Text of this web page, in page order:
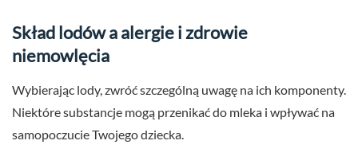
Skład lodów a alergie i zdrowie
niemowlęcia
Wybierając lody, zwróć szczególną uwagę na ich komponenty.
Niektóre substancje mogą przenikać do mleka i wpływać na
samopoczucie Twojego dziecka.